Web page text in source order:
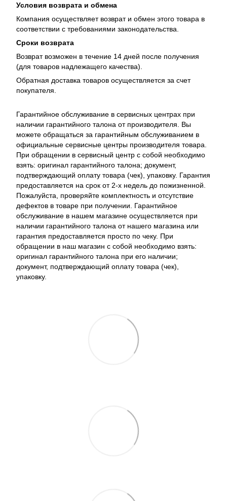
Условия возврата и обмена
Компания осуществляет возврат и обмен этого товара в
соответствии с требованиями законодательства.
Сроки возврата
Возврат возможен в течение 14 дней после получения
(для товаров надлежащего качества).
Обратная доставка товаров осуществляется за счет
покупателя.
Гарантийное обслуживание в сервисных центрах при
наличии гарантийного талона от производителя. Вы
можете обращаться за гарантийным обслуживанием в
официальные сервисные центры производителя товара.
При обращении в сервисный центр с собой необходимо
взять: оригинал гарантийного талона; документ,
подтверждающий оплату товара (чек), упаковку. Гарантия
предоставляется на срок от 2-х недель до пожизненной.
Пожалуйста, проверяйте комплектность и отсутствие
дефектов в товаре при получении. Гарантийное
обслуживание в нашем магазине осуществляется при
наличии гарантийного талона от нашего магазина или
гарантия предоставляется просто по чеку. При
обращении в наш магазин с собой необходимо взять:
оригинал гарантийного талона при его наличии;
документ, подтверждающий оплату товара (чек),
упаковку.